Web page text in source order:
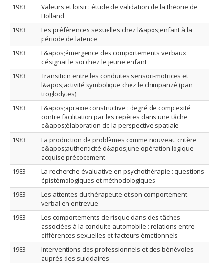
1983
Valeurs et loisir : étude de validation de la théorie de
Holland
1983
Les préférences sexuelles chez l&apos;enfant à la
période de latence
1983
L&apos;émergence des comportements verbaux
désignat le soi chez le jeune enfant
1983
Transition entre les conduites sensori-motrices et
l&apos;activité symbolique chez le chimpanzé (pan
troglodytes)
1983
L&apos;apraxie constructive : degré de complexité
contre facilitation par les repères dans une tâche
d&apos;élaboration de la perspective spatiale
1983
La production de problèmes comme nouveau critère
d&apos;authenticité d&apos;une opération logique
acquise précocement
1983
La recherche évaluative en psychothérapie : questions
épistémologiques et méthodologiques
1983
Les attentes du thérapeute et son comportement
verbal en entrevue
1983
Les comportements de risque dans des tâches
associées à la conduite automobile : relations entre
différences sexuelles et facteurs émotionnels
1983
Interventions des professionnels et des bénévoles
auprès des suicidaires